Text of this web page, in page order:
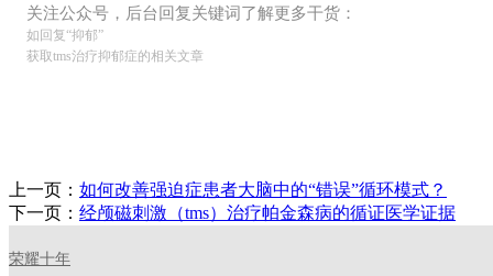
关注公众号，后台回复关键词了解更多干货：
如回复“抑郁”
获取tms治疗抑郁症的相关文章
上一页： 如何改善强迫症患者大脑中的“错误”循环模式？
下一页： 经颅磁刺激（tms）治疗帕金森病的循证医学证据
荣耀十年